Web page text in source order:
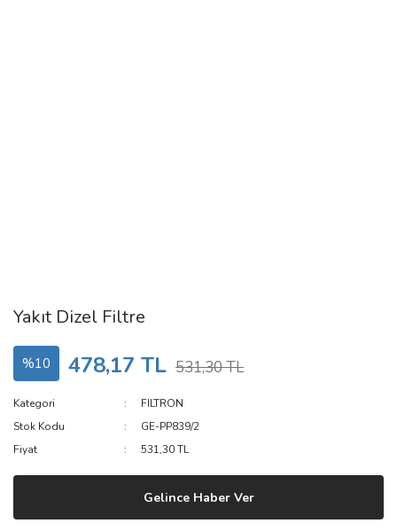
Yakıt Dizel Filtre
%10 478,17 TL 531,30 TL
Kategori
FILTRON
Stok Kodu
GE-PP839/2
Fiyat
531,30 TL
Gelince Haber Ver